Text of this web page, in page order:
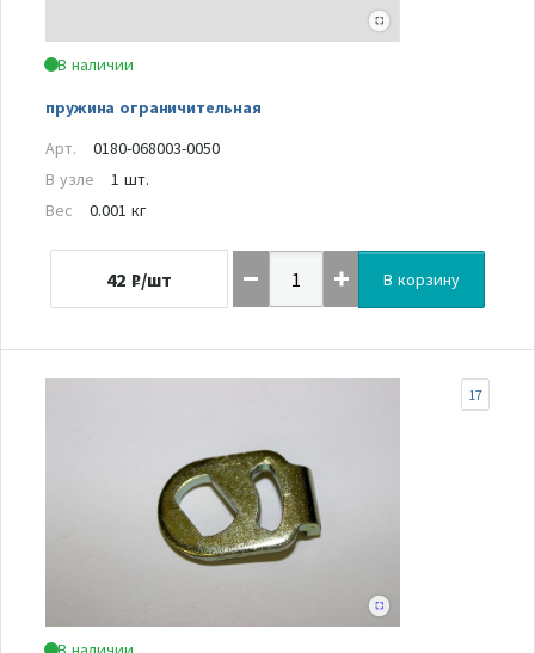
В наличии
пружина ограничительная
Арт.
0180-068003-0050
В узле
1 шт.
Вес
0.001 кг
42 ₽/шт В корзину
17